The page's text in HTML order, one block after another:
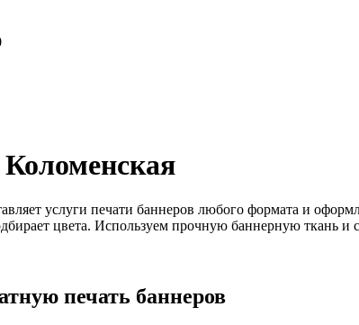
услуги печати баннеров любого формата и
цвета. Используем прочную баннерную ткань и
печать баннеров